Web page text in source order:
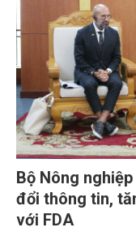
Bộ Nông
đổi thông tin,
với FDA